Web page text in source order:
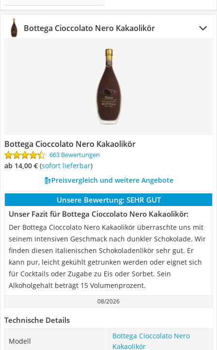
Bottega Cioccolato Nero Kakaolikör
Bottega Cioccolato Nero Kakaolikör
663 Bewertungen
ab 14,00 € ( Sofort lieferbar)
Preisvergleich und weitere Angebote
Unsere Bewertung: SEHR GUT
Unser Fazit für Bottega Cioccolato Nero Kakaolikör:
Der Bottega Cioccolato Nero Kakaolikör überraschte uns mit
seinem intensiven Geschmack nach dunkler Schokolade. Wir
finden diesen italienischen Schokoladenlikör sehr gut. Er
kann pur, leicht gekühlt getrunken werden oder eignet sich
für Cocktails oder Zugabe zu Eis oder Sorbet. Sein
Alkoholgehalt beträgt 15 Volumenprozent.
08/2026
Technische Details
Modell
Bottega Cioccolato Nero
Kakaolikör